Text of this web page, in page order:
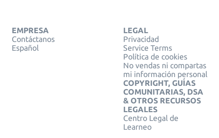
EMPRESA
Contáctanos
Español
LEGAL
Privacidad
Service Terms
Política de cookies
No vendas ni compartas
mi información personal
COPYRIGHT, GUÍAS
COMUNITARIAS, DSA
& OTROS RECURSOS
LEGALES
Centro Legal de
Learneo